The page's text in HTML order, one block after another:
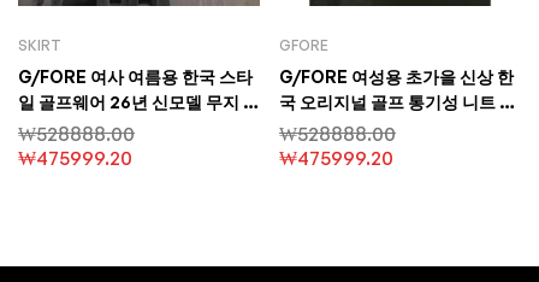
SKIRT
G/FORE 여사 여름용 한국 스타
일 골프웨어 26년 신모델 무지 5
부 반바지 아웃도어 스포츠 캐주
얼 반바지
₩528888.00
₩475999.20
GFORE
G/FORE 여성용 초가을 신상 한
국 오리지널 골프 통기성 니트 긴
팔 레이어드 캐주얼 셔츠 야크원
사 소재
₩528888.00
₩475999.20